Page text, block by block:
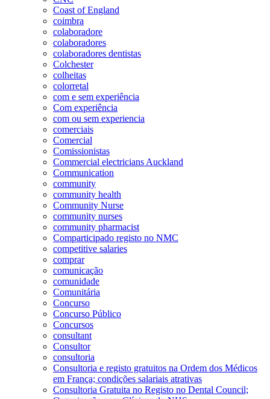
Coast of England
coimbra
colaboradore
colaboradores
colaboradores dentistas
Colchester
colheitas
colorretal
com e sem experiência
Com experiência
com ou sem experiencia
comerciais
Comercial
Comissionistas
Commercial electricians Auckland
Communication
community
community health
Community Nurse
community nurses
community pharmacist
Comparticipado registo no NMC
competitive salaries
comprar
comunicação
comunidade
Comunitária
Concurso
Concurso Público
Concursos
consultant
Consultor
consultoria
Consultoria e registo gratuitos na Ordem dos Médicos
em França; condições salariais atrativas
Consultoria Gratuita no Registo no Dental Council;